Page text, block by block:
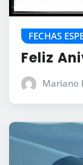
FECHAS
Feliz
Mariano